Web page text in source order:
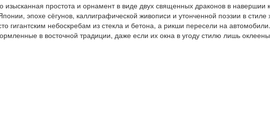
простота и орнамент в виде двух священных драконов в навершии
эпохе сёгунов, каллиграфической живописи и утонченной поэзии в стиле
гигантским небоскребам из стекла и бетона, а рикши пересели на
в восточной традиции, даже если их окна в угоду стилю лишь